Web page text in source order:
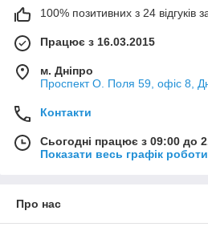
100% позитивних з 24 відгуків
Працює з 16.03.2015
м. Дніпро
Проспект О. Поля 59, офіс 8,
Контакти
Сьогодні працює з 09:00 до
Показати весь графік роботи
Про нас